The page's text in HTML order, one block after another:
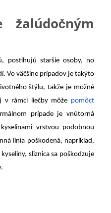
žalúdočným
postihujú staršie osoby, no
Vo väčšine prípadov je takýto
štýlu, takže je možné
v rámci liečby môže pomôcť
prípade je vnútorná
vrstvou podobnou
línia poškodená, napríklad,
sliznica sa poškodzuje